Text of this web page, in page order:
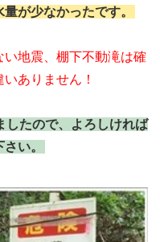
が少なかったです。
地震、棚下不動滝は確
ありません！
したので、よろしければ
い。